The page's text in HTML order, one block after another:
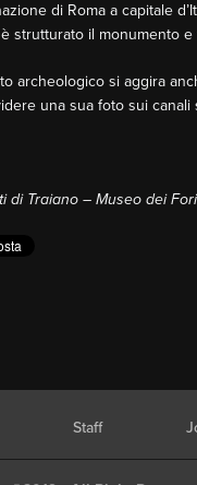
di Roma a capitale
strutturato il monumento
archeologico si aggira
una sua foto sui canali
di Traiano – Museo dei
Staff